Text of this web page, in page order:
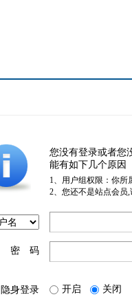
您没有登录或者您
能有如下几个原因
1、用户组权限：你所
2、您还不是站点会员
密 码
隐身登录 开启 关闭